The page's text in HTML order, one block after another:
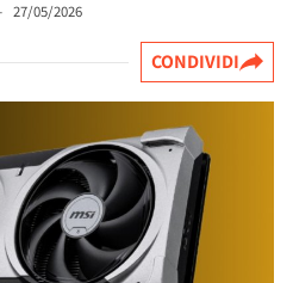
27/05/2026
CONDIVIDI